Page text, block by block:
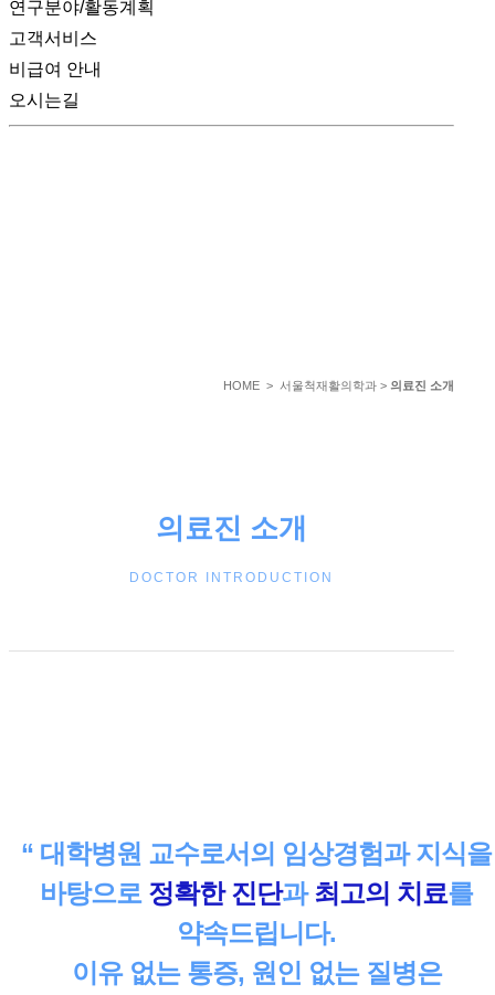
연구분야/활동계획
고객서비스
비급여 안내
오시는길
HOME > 서울척재활의학과 >의료진 소개
의료진 소개
DOCTOR INTRODUCTION
“ 대학병원 교수로서의 임상경험과 지식을
바탕으로 정확한 진단과최고의 치료를
약속드립니다.
이유 없는 통증, 원인 없는 질병은